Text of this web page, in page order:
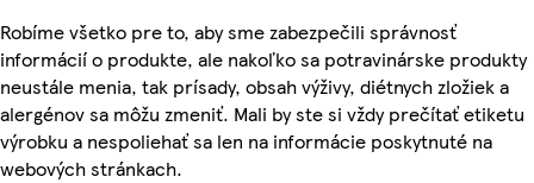
Robíme všetko pre to, aby sme zabezpečili správnosť
informácií o produkte, ale nakoľko sa potravinárske produkty
neustále menia, tak prísady, obsah výživy, diétnych zložiek a
alergénov sa môžu zmeniť. Mali by ste si vždy prečítať etiketu
výrobku a nespoliehať sa len na informácie poskytnuté na
webových stránkach.